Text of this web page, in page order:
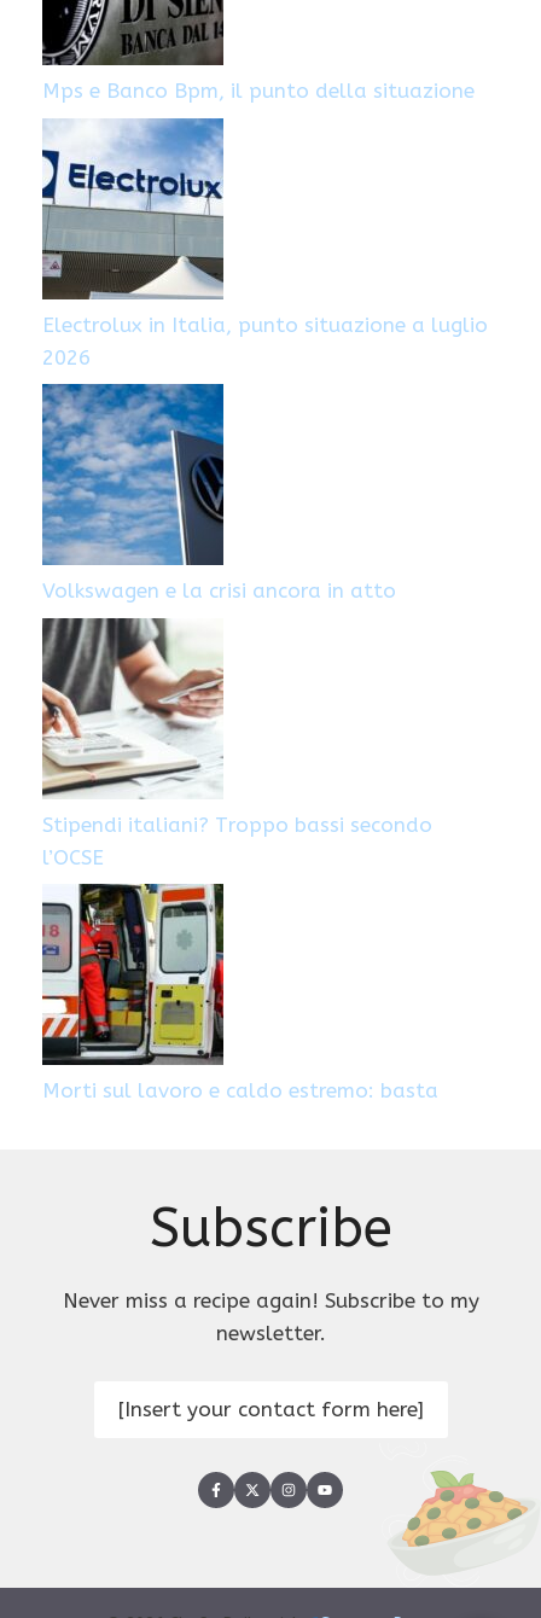
Mps e Banco Bpm, il punto della situazione
Electrolux in Italia, punto situazione a luglio
2026
Volkswagen e la crisi ancora in atto
Stipendi italiani? Troppo bassi secondo
l’OCSE
Morti sul lavoro e caldo estremo: basta
Subscribe
Never miss a recipe again! Subscribe to my
newsletter.
[Insert your contact form here]